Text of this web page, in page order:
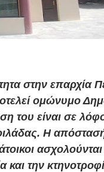
στην επαρχία
ομώνυμο
του είναι σε
Η
και την